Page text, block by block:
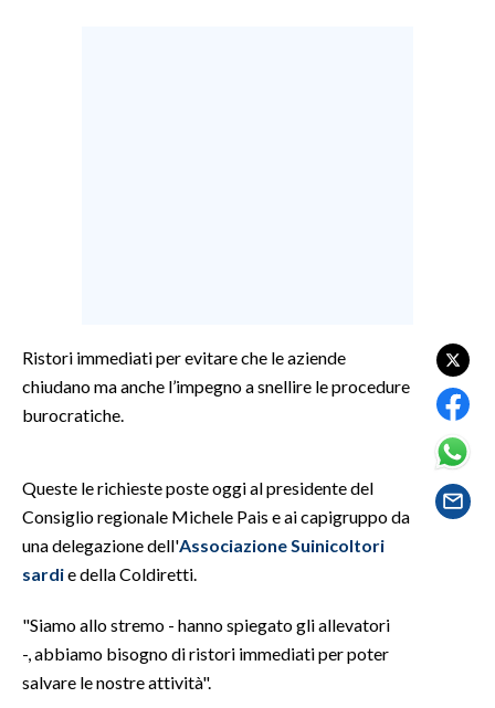
SARDEGNA TURISMO
NOTIZIE
EVENTI
Ristori immediati per evitare che le aziende
chiudano ma anche l’impegno a snellire le procedure
burocratiche.
Queste le richieste poste oggi al presidente del
Consiglio regionale Michele Pais e ai capigruppo da
una delegazione dell'Associazione Suinicoltori
sardie della Coldiretti.
"Siamo allo stremo - hanno spiegato gli allevatori
-, abbiamo bisogno di ristori immediati per poter
salvare le nostre attività".